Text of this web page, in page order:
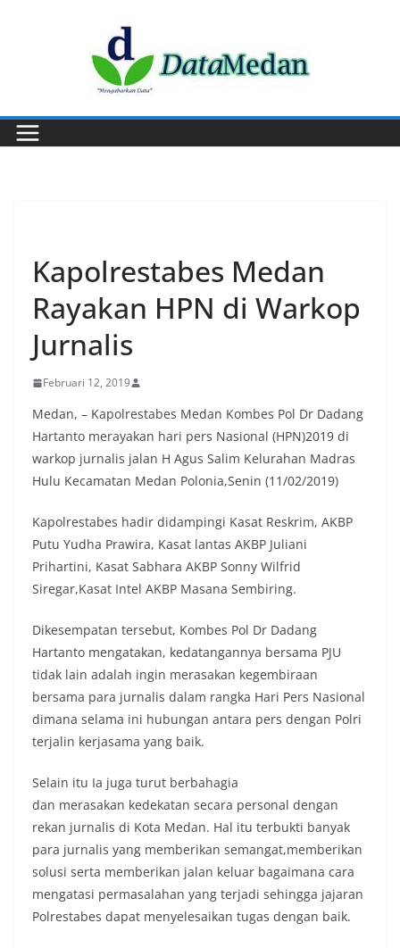
Kapolrestabes Medan
Rayakan HPN di Warkop
Jurnalis
Februari 12, 2019
Medan, – Kapolrestabes Medan Kombes Pol Dr Dadang
Hartanto merayakan hari pers Nasional (HPN)2019 di
warkop jurnalis jalan H Agus Salim Kelurahan Madras
Hulu Kecamatan Medan Polonia,Senin (11/02/2019)
Kapolrestabes hadir didampingi Kasat Reskrim, AKBP
Putu Yudha Prawira, Kasat lantas AKBP Juliani
Prihartini, Kasat Sabhara AKBP Sonny Wilfrid
Siregar,Kasat Intel AKBP Masana Sembiring.
Dikesempatan tersebut, Kombes Pol Dr Dadang
Hartanto mengatakan, kedatangannya bersama PJU
tidak lain adalah ingin merasakan kegembiraan
bersama para jurnalis dalam rangka Hari Pers Nasional
dimana selama ini hubungan antara pers dengan Polri
terjalin kerjasama yang baik.
Selain itu Ia juga turut berbahagia
dan merasakan kedekatan secara personal dengan
rekan jurnalis di Kota Medan. Hal itu terbukti banyak
para jurnalis yang memberikan semangat,memberikan
solusi serta memberikan jalan keluar bagaimana cara
mengatasi permasalahan yang terjadi sehingga jajaran
Polrestabes dapat menyelesaikan tugas dengan baik.